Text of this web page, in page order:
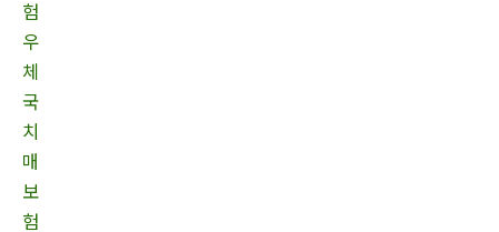
험
우
체
국
치
매
보
험